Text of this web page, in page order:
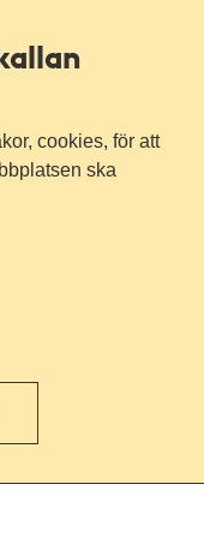
cookies, för att
ska